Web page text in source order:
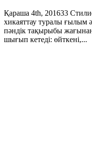
Қараша 4th, 201633
хикаяттау туралы ғылым
пәндік тақырыбы
шығып кетеді: өйткені,...